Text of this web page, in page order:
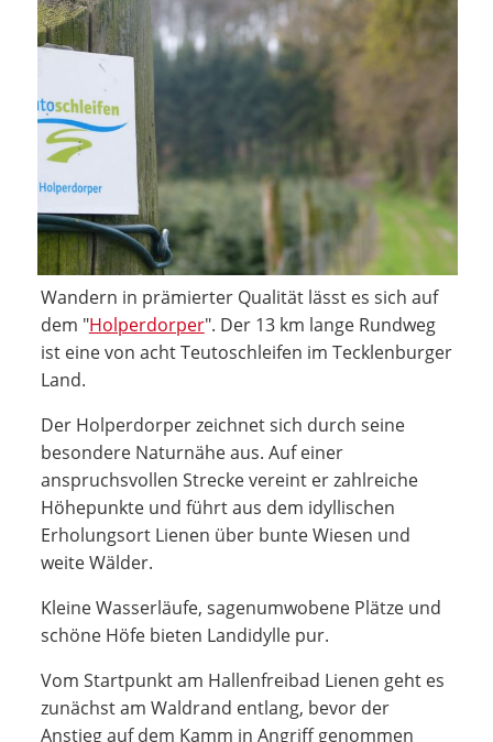
Wandern in prämierter Qualität lässt es sich auf
dem "Holperdorper". Der 13 km lange Rundweg
ist eine von acht Teutoschleifen im Tecklenburger
Land.
Der Holperdorper zeichnet sich durch seine
besondere Naturnähe aus. Auf einer
anspruchsvollen Strecke vereint er zahlreiche
Höhepunkte und führt aus dem idyllischen
Erholungsort Lienen über bunte Wiesen und
weite Wälder.
Kleine Wasserläufe, sagenumwobene Plätze und
schöne Höfe bieten Landidylle pur.
Vom Startpunkt am Hallenfreibad Lienen geht es
zunächst am Waldrand entlang, bevor der
Anstieg auf dem Kamm in Angriff genommen